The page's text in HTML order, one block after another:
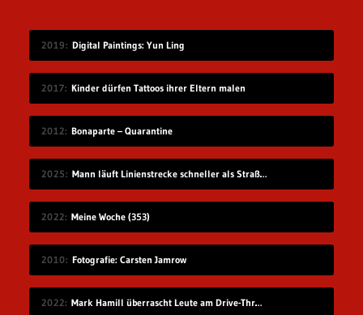
2019 Digital Paintings: Yun Ling
2017 Kinder dürfen Tattoos ihrer Eltern malen
2012 Bonaparte – Quarantine
2025 Mann läuft Linienstrecke schneller als Straßenbahn
2022 Meine Woche (353)
2010 Fotografie: Carsten Jamrow
2022 Mark Hamill überrascht Leute am Drive-Thru-Schalter